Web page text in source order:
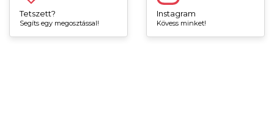
Tetszett?
Segíts egy megosztással!
Instagram
Kövess minket!